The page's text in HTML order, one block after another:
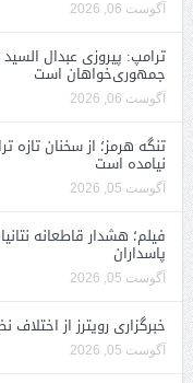
آگوست 06, 2026
ترامپ: پیروزی عبدال
جمهوری‌خواهان است
آگوست 06, 2026
تنگه هرمز؛ از سخنان
نیامده است
آگوست 05, 2026
فیلم؛ هشدار قاطعانه
پاسداران
آگوست 05, 2026
خبرگزاری رویترز از اختلاف
آگوست 05, 2026